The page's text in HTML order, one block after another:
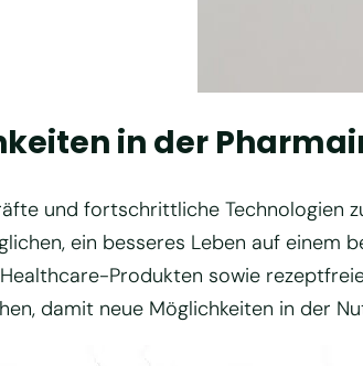
in der
und fortschrittliche Technologien
ein besseres Leben auf einem
Produkten sowie
damit neue Möglichkeiten in der